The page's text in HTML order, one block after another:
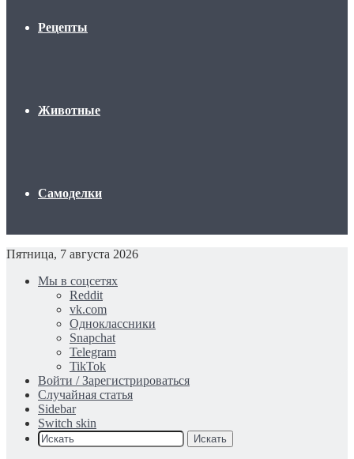
Рецепты
Животные
Самоделки
Пятница, 7 августа 2026
Мы в соцсетях
Reddit
vk.com
Одноклассники
Snapchat
Telegram
TikTok
Войти / Зарегистрироваться
Случайная статья
Sidebar
Switch skin
Искать